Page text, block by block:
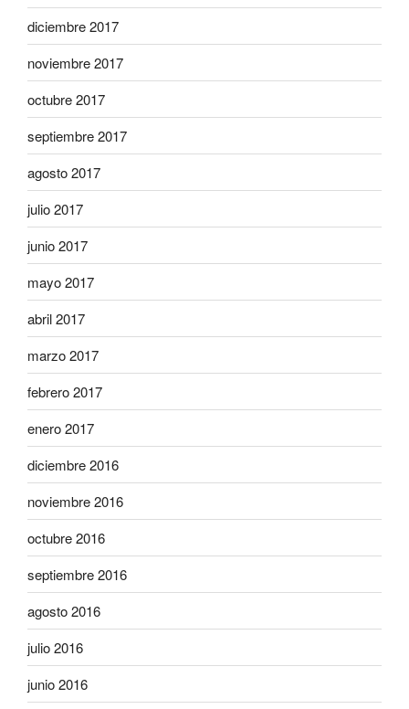
diciembre 2017
noviembre 2017
octubre 2017
septiembre 2017
agosto 2017
julio 2017
junio 2017
mayo 2017
abril 2017
marzo 2017
febrero 2017
enero 2017
diciembre 2016
noviembre 2016
octubre 2016
septiembre 2016
agosto 2016
julio 2016
junio 2016